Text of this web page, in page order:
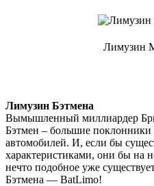
Лимузин
Лимузин Бэтмена
Вымышленный миллиардер
Бэтмен – большие
автомобилей. И, если бы
характеристиками, они бы на
нечто подобное уже
Бэтмена — BatLimo!